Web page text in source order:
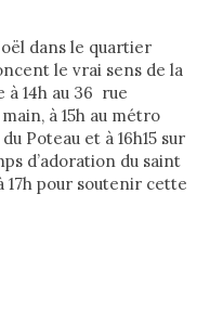
dans le quartier
le vrai sens de la
14h au 36 rue
à 15h au métro
Poteau et à 16h15 sur
d’adoration du saint
17h pour soutenir cette